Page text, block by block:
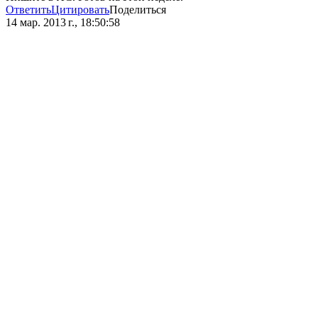
ОтветитьЦитироватьПоделиться
14 мар. 2013 г., 18:50:58